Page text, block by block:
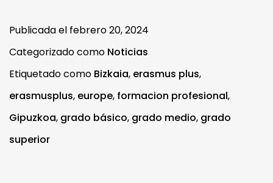
Publicada el febrero 20, 2024
Categorizado como Noticias
Etiquetado como Bizkaia, erasmus plus,
erasmusplus, europe, formacion profesional,
Gipuzkoa, grado básico, grado medio, grado
superior